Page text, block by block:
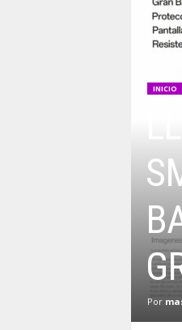
INICIO
Por